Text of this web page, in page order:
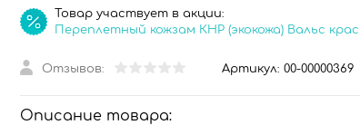
Товар участвует в акции:
Переплетный кожзам КНР (экокожа) Вальс
Отзывов: Артикул: 00-00000369
Описание товара: